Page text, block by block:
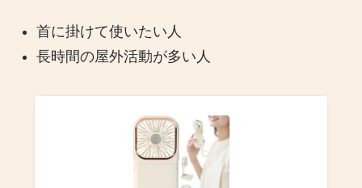
首に掛けて使いたい人
長時間の屋外活動が多い人